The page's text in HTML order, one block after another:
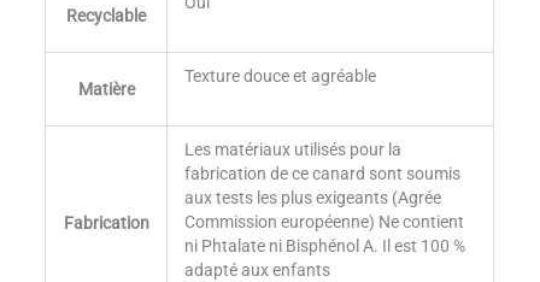
Recyclable
Matière
Texture douce et agréable
Fabrication
Les matériaux utilisés pour la
fabrication de ce canard sont soumis
aux tests les plus exigeants (Agrée
Commission européenne) Ne contient
ni Phtalate ni Bisphénol A. Il est 100 %
adapté aux enfants